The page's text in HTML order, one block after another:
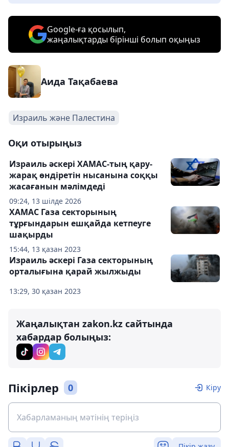
Google-ға қосылып,
жаңалықтарды бірінші болып оқыңыз
Аида Тақабаева
Израиль және Палестина
Оқи отырыңыз
09:24, 13 шілде 2026
Израиль әскері ХАМАС-тың қару-
жарақ өндіретін нысанына соққы
жасағанын мәлімдеді
15:44, 13 қазан 2023
ХАМАС Газа секторының
тұрғындарын ешқайда кетпеуге
шақырды
13:29, 30 қазан 2023
Израиль әскері Газа секторының
орталығына қарай жылжыды
Жаңалықтан zakon.kz сайтында
хабардар болыңыз:
Пікірлер 0 Кіру